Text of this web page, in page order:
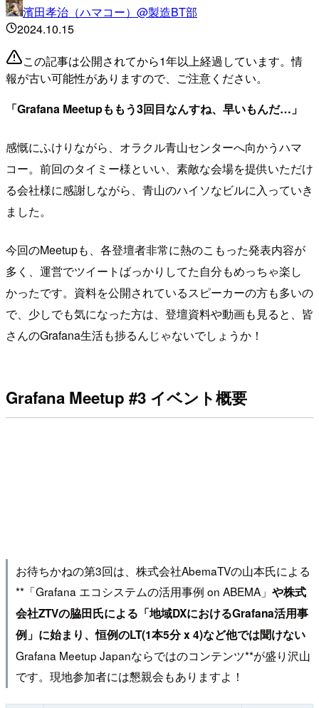
濱田孝治（ハマコー）@製造BT部
2024.10.15
この記事は公開されてから1年以上経過しています。情
報が古い可能性がありますので、ご注意ください。
「Grafana Meetupももう3回目なんすね、早いもんだ…」
感慨にふけりながら、オラクル青山センターへ向かうハマ
コー。前回のタイミー様といい、素敵な会場を提供いただけ
る会社様に感謝しながら、青山のハイソなビルに入っていき
ました。
今回のMeetupも、各登壇者非常に熱のこもった発表内容が
多く、運営でツイートばっかりしてた自分もめっちゃ楽し
かったです。資料を公開されているスピーカーの方も多いの
で、少しでも気になった方は、登壇資料や動画も見ると、皆
さんのGrafana生活も捗るんじゃないでしょうか！
Grafana Meetup #3 イベント概要
お待ちかねの第3回は、株式会社AbemaTVの山本氏による
**「Grafana エコシステムの活用事例 on ABEMA」 や株式
会社ZTVの脇田氏による「地域DXにおけるGrafana活用事
例」に始まり、恒例のLT(1本5分 x 4)など他では聞けない
Grafana Meetup Japanならではのコンテンツ**が盛り沢山
です。現地参加者には懇親会もありますよ！